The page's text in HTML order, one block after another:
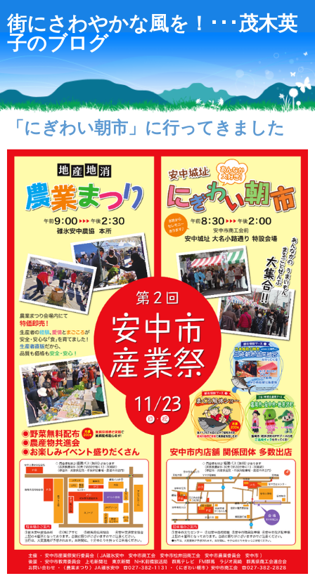
街にさわやかな風を！･･･茂木英
子のブログ
「にぎわい朝市」に行ってきました